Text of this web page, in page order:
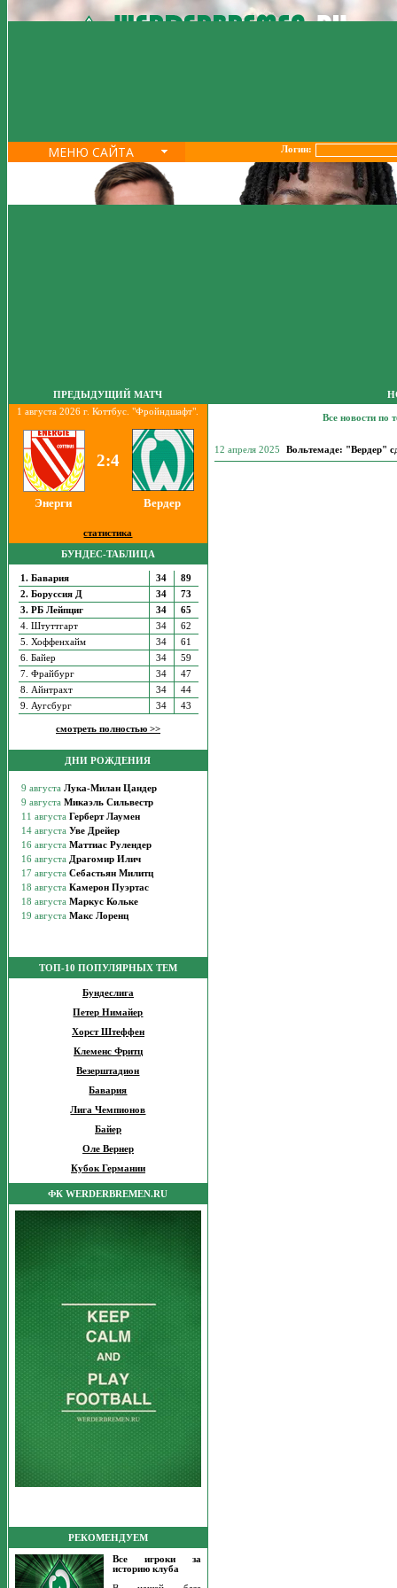
МЕНЮ САЙТА Логин:
ПРЕДЫДУЩИЙ МАТЧ
1 августа 2026 г. Коттбус. "Фройндшафт".
2:4
Энерги Вердер
статистика
БУНДЕС-ТАБЛИЦА
1. Бавария 34
89
2. Боруссия Д
34
73
3. РБ Лейпциг
34
65
4. Штуттгарт
34
62
5. Хоффенхайм
34
61
6. Байер
34
59
7. Фрайбург
34
47
8. Айнтрахт
34
44
9. Аугсбург
34 43
смотреть полностью >>
ДНИ РОЖДЕНИЯ
ТОП-10 ПОПУЛЯРНЫХ ТЕМ
Бундеслига
Петер Нимайер
Хорст Штеффен
Клеменс Фритц
Везерштадион
Бавария
Лига Чемпионов
Байер
Оле Вернер
Кубок Германии
ФК WERDERBREMEN.RU
РЕКОМЕНДУЕМ
Все игроки за
историю клуба
Все новости по
12 апреля 2025 Вольтемаде: "Вердер"